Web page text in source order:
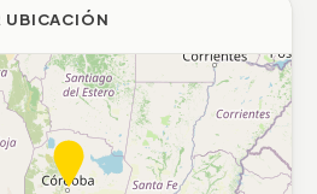
UBICACIÓN